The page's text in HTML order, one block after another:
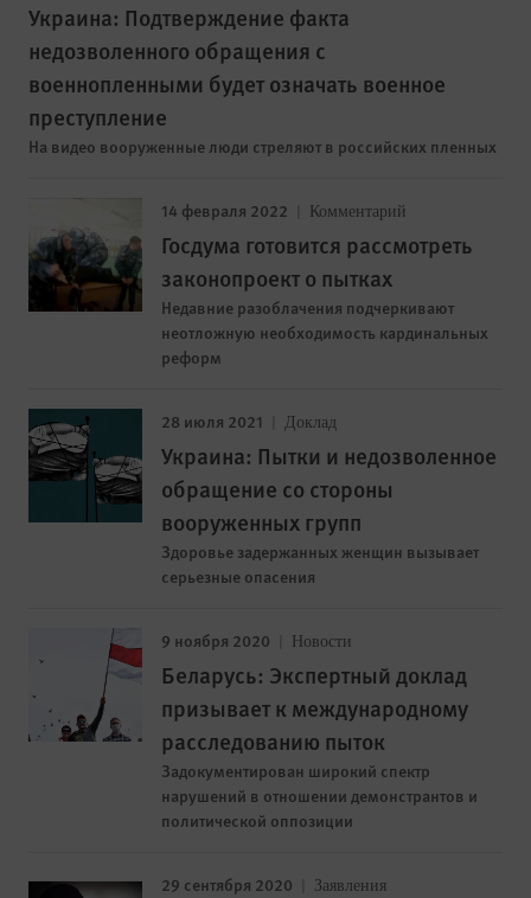
Украина: Подтверждение факта
недозволенного обращения с
военнопленными будет означать военное
преступление
На видео вооруженные люди стреляют в российских пленных
14 февраля 2022 Комментарий
Госдума готовится рассмотреть
законопроект о пытках
Недавние разоблачения подчеркивают
неотложную необходимость кардинальных
реформ
28 июля 2021 Доклад
Украина: Пытки и недозволенное
обращение со стороны
вооруженных групп
Здоровье задержанных женщин вызывает
серьезные опасения
9 ноября 2020 Новости
Беларусь: Экспертный доклад
призывает к международному
расследованию пыток
Задокументирован широкий спектр
нарушений в отношении демонстрантов и
политической оппозиции
29 сентября 2020 Заявления